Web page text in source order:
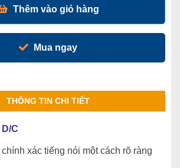
Thêm vào giỏ hàng
Mua ngay
THÔNG TIN CHI TIẾT
D/C
xác tiếng nói một cách rõ ràng